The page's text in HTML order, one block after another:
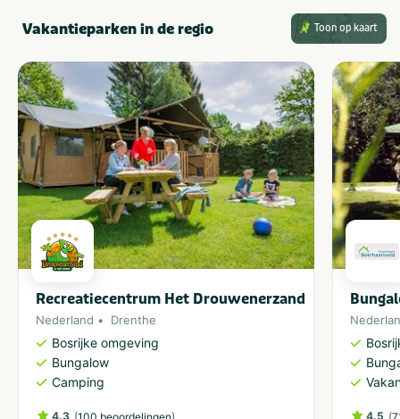
Vakantieparken in de regio Toon op kaart
Recreatiecentrum Het Drouwenerzand
Nederland Drenthe
Bosrijke omgeving
Bungalow
Camping
4.3 ( ) 4.5 (